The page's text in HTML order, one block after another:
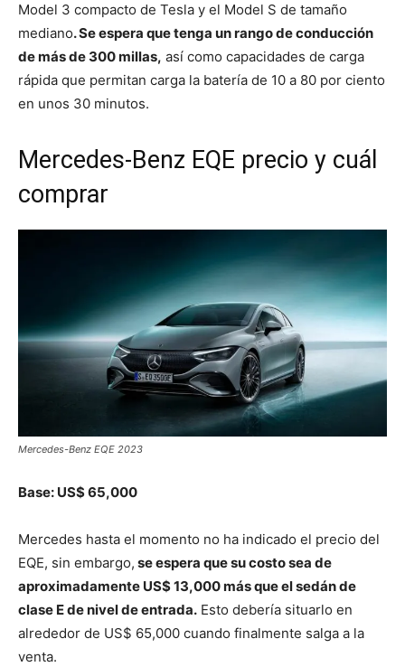
Model 3 compacto de Tesla y el Model S de tamaño
mediano. Se espera que tenga un rango de conducción
de más de 300 millas, así como capacidades de carga
rápida que permitan carga la batería de 10 a 80 por ciento
en unos 30 minutos.
Mercedes-Benz EQE precio y cuál
comprar
Mercedes-Benz EQE 2023
Base: US$ 65,000
Mercedes hasta el momento no ha indicado el precio del
EQE, sin embargo, se espera que su costo sea de
aproximadamente US$ 13,000 más que el sedán de
clase E de nivel de entrada. Esto debería situarlo en
alrededor de US$ 65,000 cuando finalmente salga a la
venta.